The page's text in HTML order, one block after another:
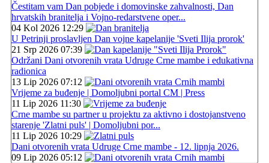
Čestitam vam Dan pobjede i domovinske zahvalnosti, Dan
hrvatskih branitelja i Vojno-redarstvene oper...
04 Kol 2026 12:29
U Petrinji proslavljen Dan vojne kapelanije 'Sveti Ilija prorok'
21 Srp 2026 07:39
Održani Dani otvorenih vrata Udruge Crne mambe i edukativna
radionica
13 Lip 2026 07:12
Vrijeme za buđenje | Domoljubni portal CM | Press
11 Lip 2026 11:30
Crne mambe su partner u projektu za aktivno i dostojanstveno
starenje 'Zlatni puls' | Domoljubni por...
11 Lip 2026 10:29
Dani otvorenih vrata Udruge Crne mambe - 12. lipnja 2026.
09 Lip 2026 05:12